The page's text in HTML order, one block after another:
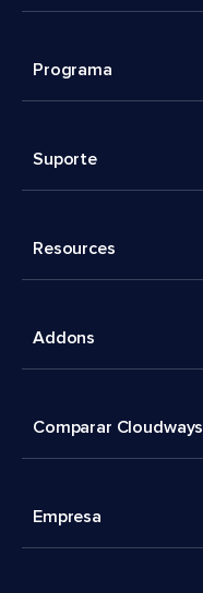
Programa
Suporte
Resources
Addons
Comparar Cloudways
Empresa